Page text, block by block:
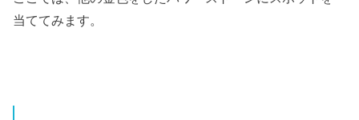
当ててみます。